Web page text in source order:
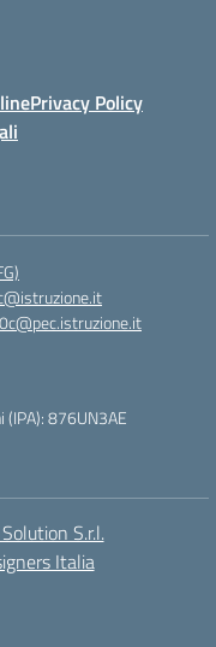
Privacy Policy
(IPA): 876UN3AE
S.r.l.
Italia